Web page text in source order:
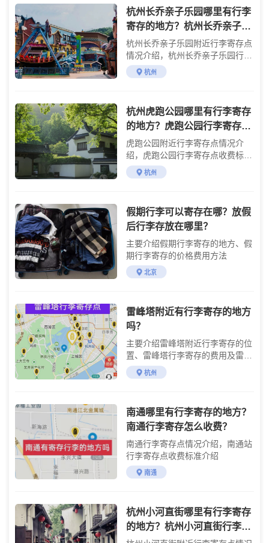
杭州长乔亲子乐园哪里有行李
寄存的地方？杭州长乔亲子乐
园行李寄存怎么收费？
杭州长乔亲子乐园附近行李寄存点
情况介绍，杭州长乔亲子乐园行李
寄存点收费标准介绍
杭州
杭州虎跑公园哪里有行李寄存
的地方？虎跑公园行李寄存怎
么收费？
虎跑公园附近行李寄存点情况介
绍，虎跑公园行李寄存点收费标准
介绍
杭州
假期行李可以寄存在哪？放假
后行李存放在哪里？
主要介绍假期行李寄存的地方、假
期行李寄存的价格费用方法
北京
雷峰塔附近有行李寄存的地方
吗？
主要介绍雷峰塔附近行李寄存的位
置、雷峰塔行李寄存的费用及雷峰
塔游玩攻略
杭州
南通哪里有行李寄存的地方？
南通行李寄存怎么收费？
南通行李寄存点情况介绍，南通站
行李寄存点收费标准介绍
南通
杭州小河直街哪里有行李寄存
的地方？杭州小河直街行李寄